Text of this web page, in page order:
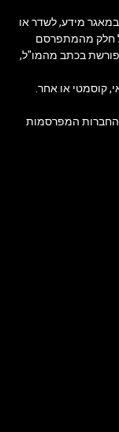
מידע, לשדר או
חלק מהמתפרסם
בכתב מהמו"ל,
קוסמטי או אחר.
החברות המפרסמות